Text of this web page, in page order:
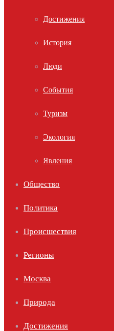
Достижения
История
Люди
События
Туризм
Экология
Явления
Общество
Политика
Происшествия
Регионы
Москва
Природа
Достижения